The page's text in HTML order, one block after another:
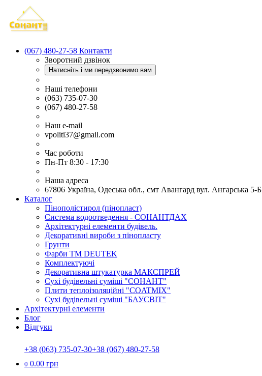
(067) 480-27-58 Контакти
Зворотний дзвінок
Натисніть і ми передзвонимо вам
Наші телефони
(063) 735-07-30
(067) 480-27-58
Наш e-mail
vpoliti37@gmail.com
Час роботи
Пн-Пт 8:30 - 17:30
Наша адреса
67806 Україна, Одеська обл., смт Авангард вул. Ангарська 5-Б
Каталог
Пінополістирол (пінопласт)
Система водоотведення - СОНАНТДАХ
Архітектурні елементи будівель.
Декоративні вироби з пінопласту
Грунти
Фарби ТМ DEUTEK
Комплектуючі
Декоративна штукатурка МАКСПРЕЙ
Сухі будівельні суміші "СОНАНТ"
Плити теплоізоляційні "COATMIX"
Сухі будівельні суміші "БАУСВІТ"
Архітектурні елементи
Блог
Відгуки
+38 (063) 735-07-30+38 (067) 480-27-58
0 0.00 грн